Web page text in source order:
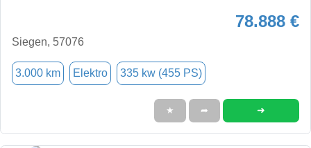
78.888 €
Siegen, 57076
3.000 km Elektro 335 kw (455 PS)
★ ➦ ➜